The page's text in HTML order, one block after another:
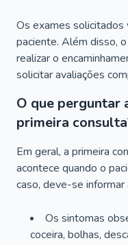
Os exames solicitados
paciente. Além disso,
realizar o
solicitar avaliações
O que perguntar
primeira
Em geral, a primeira
acontece quando o
caso, deve-se informar
Os sintomas
coceira, bolhas,